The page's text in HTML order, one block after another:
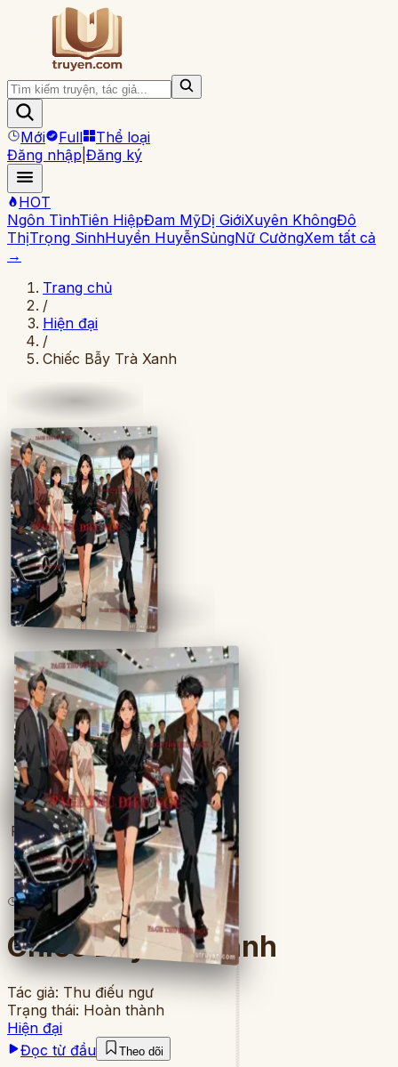
Mới Full
Thể loại
Đăng nhập Đăng ký
HOT
Ngôn TìnhTiên HiệpĐam MỹDị GiớiXuyên KhôngĐô
ThịTrọng SinhHuyền HuyễnSủngNữ CườngXem tất cả
→
Trang chủ
/
Hiện đại
/
Chiếc Bẫy Trà Xanh
Full
5lượt đọc· 8chương
Chiếc Bẫy Trà Xanh
Tác giả: Thu điếu ngư
Trạng thái: Hoàn thành
Hiện đại
Đọc từ đầu
Theo dõi